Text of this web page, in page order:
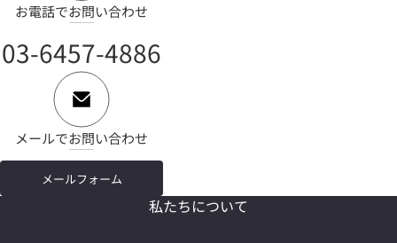
お電話でお問い合わせ
03-6457-4886
メールでお問い合わせ
メールフォーム
私たちについて